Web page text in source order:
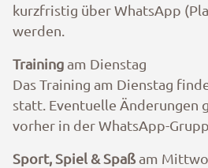
kurzfristig über WhatsApp
werden.
Trainingam Dienstag
Das Training am Dienstag
statt. Eventuelle Änderungen
vorher in der WhatsApp-
Sport, Spiel & Spaßam